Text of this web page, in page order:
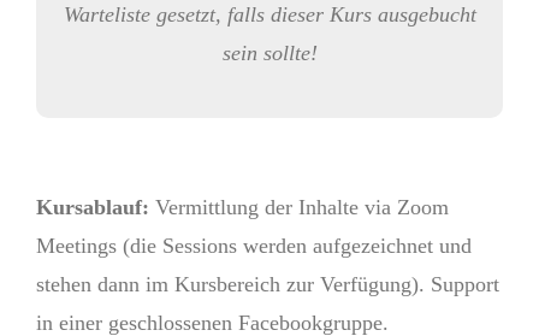
Warteliste gesetzt, falls dieser Kurs ausgebucht
sein sollte!
Kursablauf: Vermittlung der Inhalte via Zoom
Meetings (die Sessions werden aufgezeichnet und
stehen dann im Kursbereich zur Verfügung). Support
in einer geschlossenen Facebookgruppe.